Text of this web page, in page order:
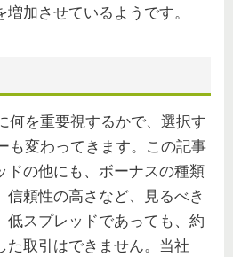
加させているようです。
何を重要視するかで、選択す
も変わってきます。この記事
ドの他にも、ボーナスの種類
頼性の高さなど、見るべき
低スプレッドであっても、約
た取引はできません。当社